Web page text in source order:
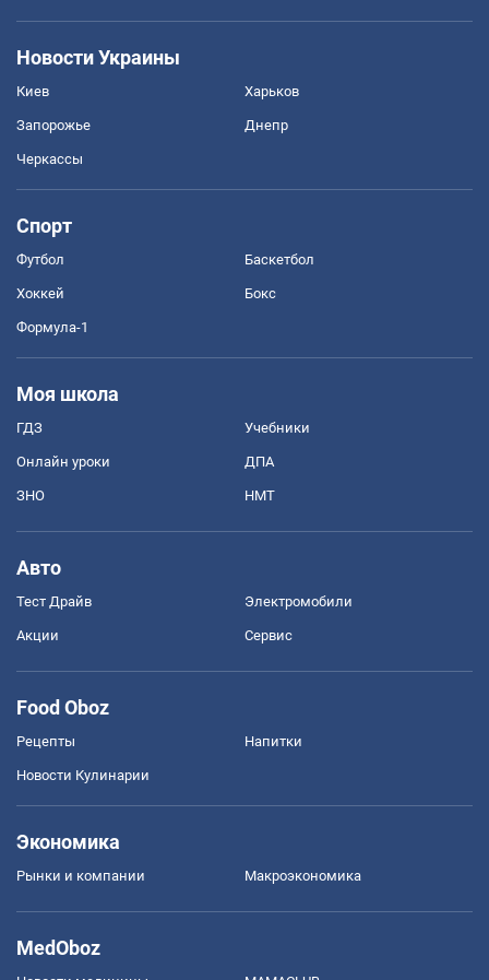
Новости Украины
Киев Харьков
Запорожье Днепр
Черкассы
Спорт
Футбол Баскетбол
Хоккей Бокс
Формула-1
Моя школа
ГДЗ Учебники
Онлайн уроки ДПА
ЗНО НМТ
Авто
Тест Драйв Электромобили
Акции Сервис
Food Oboz
Рецепты Напитки
Новости Кулинарии
Экономика
Рынки и компании Mакроэкономика
MedOboz